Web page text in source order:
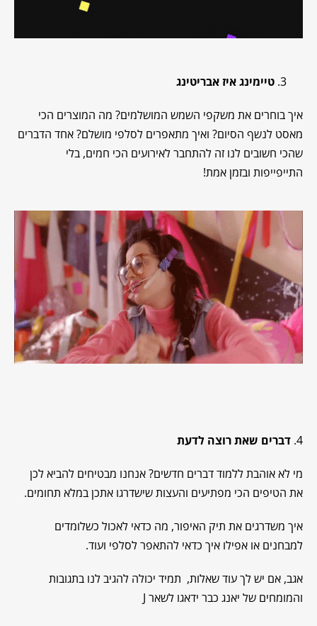
טיימינג איז אבריטינג
איך בוחרים את משקפי השמש המושלמים? מה המוצרים הכי
מאסט לנשף הסיום? ואיך מתאפרים לסלפי מושלם? אחד הדברים
שהכי חשובים לנו זה להתחבר לאירועים הכי חמים, בלי
התייפייפות ובזמן אמת!
4. דברים שאת רוצה לדעת
מי לא אוהבת ללמוד דברים חדשים? אנחנו מבטיחים להביא לכן
את הטיפים הכי מפתיעים והעצות שישדרגו אתכן במלא תחומים.
איך משדרגים את תיק האיפור, מה כדאי לאכול כשלומדים
למבחנים או אפילו איך כדאי להתאפר לסלפי ועוד.
אגב, אם יש לך עוד שאלות, תמיד יכולה להגיב לנו בתגובות
והמומחים של יאנג כבר ידאגו לשאר J